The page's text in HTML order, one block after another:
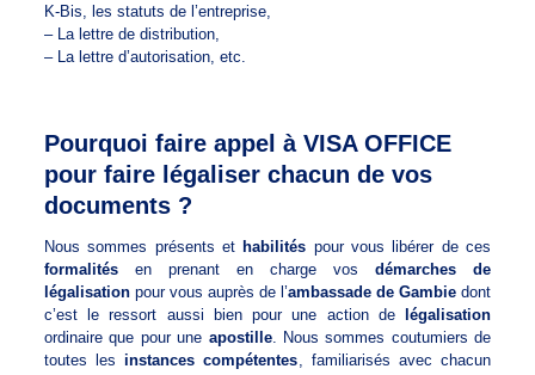
K-Bis, les statuts de l’entreprise,
– La lettre de distribution,
– La lettre d’autorisation, etc.
Pourquoi faire appel à VISA OFFICE
pour faire légaliser chacun de vos
documents ?
Nous sommes présents et habilités pour vous libérer de ces
formalitésen prenant en charge vosdémarches de
légalisationpour vous auprès de l’ambassade de Gambie dont
c’est le ressort aussi bien pour une action de
légalisation
ordinaire que pour une apostille. Nous sommes coutumiers de
toutes lesinstances compétentes, familiarisés avec chacun